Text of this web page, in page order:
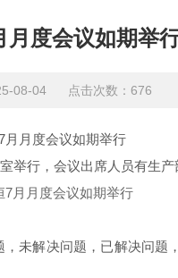
月度会议如期举
08-04 点击次数：676
月月度会议如期举行
行，会议出席人员有生产
未解决问题，已解决问题